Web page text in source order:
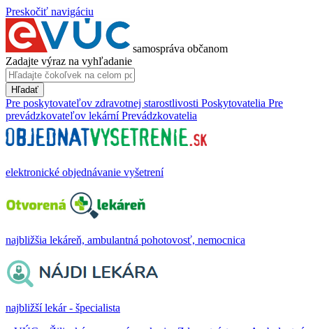
Preskočiť navigáciu
samospráva občanom
Zadajte výraz na vyhľadanie
Hľadať
Pre poskytovateľov zdravotnej starostlivosti Poskytovatelia Pre
prevádzkovateľov lekární Prevádzkovatelia
elektronické objednávanie vyšetrení
najbližšia lekáreň, ambulantná pohotovosť, nemocnica
najbližší lekár - špecialista